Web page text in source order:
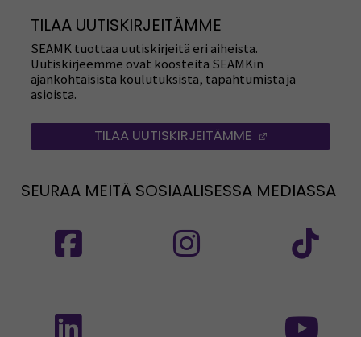
TILAA UUTISKIRJEITÄMME
SEAMK tuottaa uutiskirjeitä eri aiheista.
Uutiskirjeemme ovat koosteita SEAMKin
ajankohtaisista koulutuksista, tapahtumista ja
asioista.
TILAA UUTISKIRJEITÄMME
SEURAA MEITÄ SOSIAALISESSA MEDIASSA